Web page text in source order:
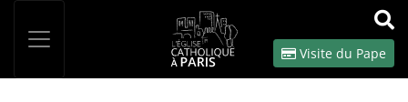
OK
Visite du Pape
Panneau de gestion des cookies